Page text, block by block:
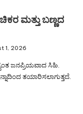
ಮತ್ತು ಬಣ್ಣದ
1, 2026
ಜನಪ್ರಿಯವಾದ ಸಿಹಿ.
ತಯಾರಿಸಲಾಗುತ್ತದೆ.